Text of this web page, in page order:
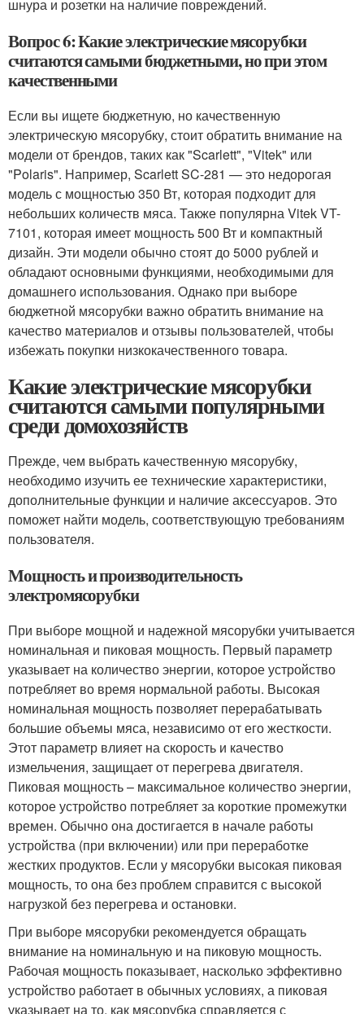
шнура и розетки на наличие повреждений.
Вопрос 6: Какие электрические мясорубки
считаются самыми бюджетными, но при этом
качественными
Если вы ищете бюджетную, но качественную
электрическую мясорубку, стоит обратить внимание на
модели от брендов, таких как "Scarlett", "Vitek" или
"Polaris". Например, Scarlett SC-281 — это недорогая
модель с мощностью 350 Вт, которая подходит для
небольших количеств мяса. Также популярна Vitek VT-
7101, которая имеет мощность 500 Вт и компактный
дизайн. Эти модели обычно стоят до 5000 рублей и
обладают основными функциями, необходимыми для
домашнего использования. Однако при выборе
бюджетной мясорубки важно обратить внимание на
качество материалов и отзывы пользователей, чтобы
избежать покупки низкокачественного товара.
Какие электрические мясорубки
считаются самыми популярными
среди домохозяйств
Прежде, чем выбрать качественную мясорубку,
необходимо изучить ее технические характеристики,
дополнительные функции и наличие аксессуаров. Это
поможет найти модель, соответствующую требованиям
пользователя.
Мощность и производительность
электромясорубки
При выборе мощной и надежной мясорубки учитывается
номинальная и пиковая мощность. Первый параметр
указывает на количество энергии, которое устройство
потребляет во время нормальной работы. Высокая
номинальная мощность позволяет перерабатывать
большие объемы мяса, независимо от его жесткости.
Этот параметр влияет на скорость и качество
измельчения, защищает от перегрева двигателя.
Пиковая мощность – максимальное количество энергии,
которое устройство потребляет за короткие промежутки
времен. Обычно она достигается в начале работы
устройства (при включении) или при переработке
жестких продуктов. Если у мясорубки высокая пиковая
мощность, то она без проблем справится с высокой
нагрузкой без перегрева и остановки.
При выборе мясорубки рекомендуется обращать
внимание на номинальную и на пиковую мощность.
Рабочая мощность показывает, насколько эффективно
устройство работает в обычных условиях, а пиковая
указывает на то, как мясорубка справляется с